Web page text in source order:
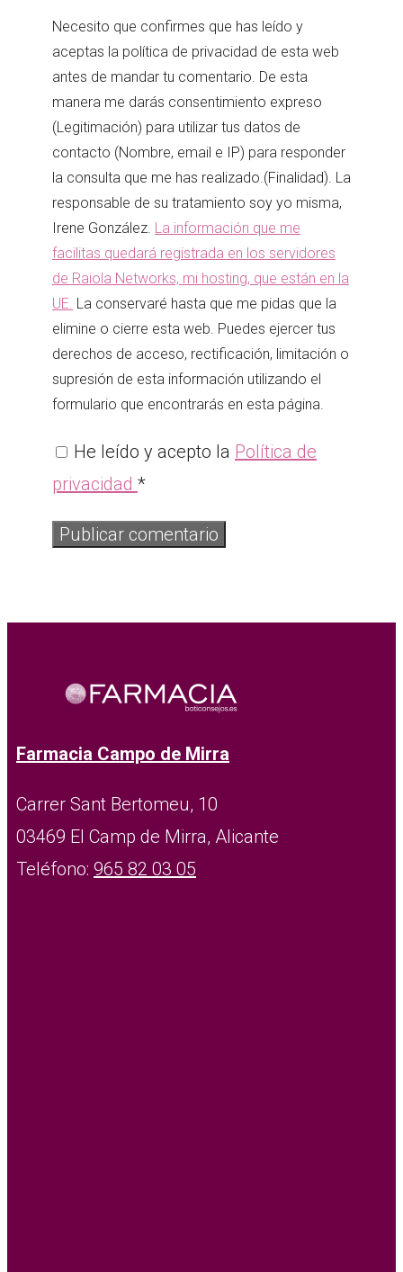
Necesito que confirmes que has leído y
aceptas la política de privacidad de esta web
antes de mandar tu comentario. De esta
manera me darás consentimiento expreso
(Legitimación) para utilizar tus datos de
contacto (Nombre, email e IP) para responder
la consulta que me has realizado.(Finalidad). La
responsable de su tratamiento soy yo misma,
Irene González. La información que me
facilitas quedará registrada en los servidores
de Raiola Networks, mi hosting, que están en la
UE. La conservaré hasta que me pidas que la
elimine o cierre esta web. Puedes ejercer tus
derechos de acceso, rectificación, limitación o
supresión de esta información utilizando el
formulario que encontrarás en esta página.
He leído y acepto la Política de
privacidad *
Farmacia Campo de Mirra
Carrer Sant Bertomeu, 10
03469 El Camp de Mirra, Alicante
Teléfono: 965 82 03 05